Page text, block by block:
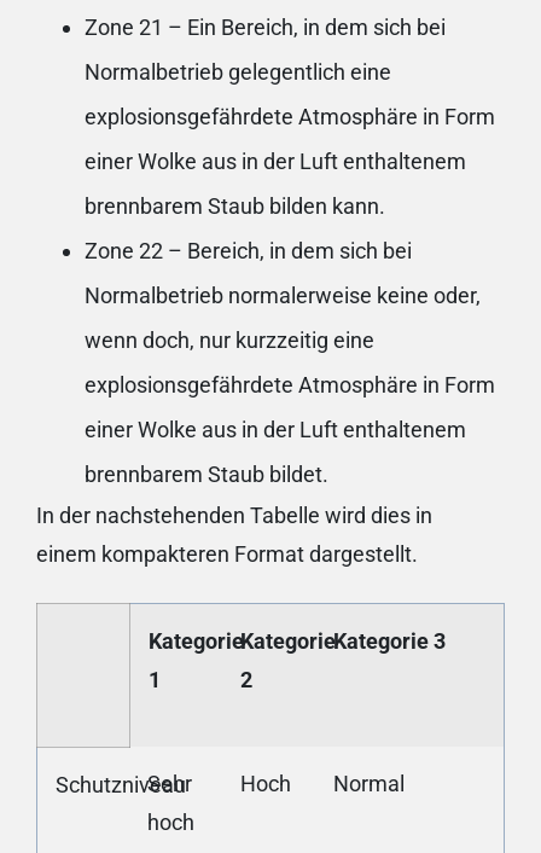
Zone 21 – Ein Bereich, in dem sich bei
Normalbetrieb gelegentlich eine
explosionsgefährdete Atmosphäre in Form
einer Wolke aus in der Luft enthaltenem
brennbarem Staub bilden kann.
Zone 22 – Bereich, in dem sich bei
Normalbetrieb normalerweise keine oder,
wenn doch, nur kurzzeitig eine
explosionsgefährdete Atmosphäre in Form
einer Wolke aus in der Luft enthaltenem
brennbarem Staub bildet.
In der nachstehenden Tabelle wird dies in
einem kompakteren Format dargestellt.
Kategorie
1
Kategorie
2
Kategorie 3
Schutzniveau
Sehr
hoch
Hoch Normal